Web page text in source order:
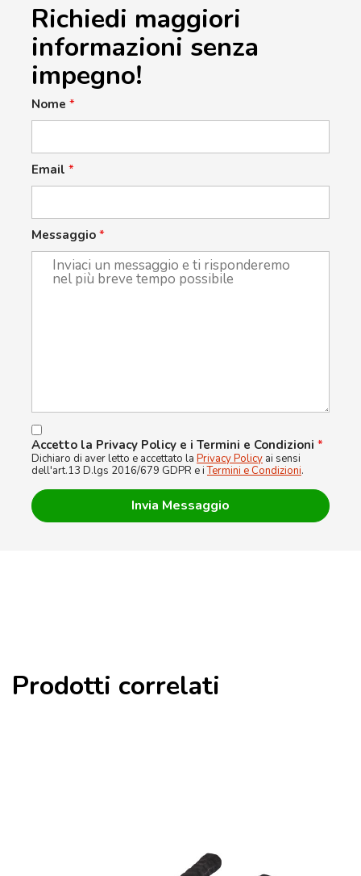
Richiedi maggiori
informazioni senza
impegno!
Nome *
Email *
Messaggio *
Accetto la Privacy Policy e i Termini e Condizioni *
Dichiaro di aver letto e accettato la Privacy Policy ai sensi
dell'art.13 D.lgs 2016/679 GDPR e iTermini e Condizioni.
Prodotti correlati